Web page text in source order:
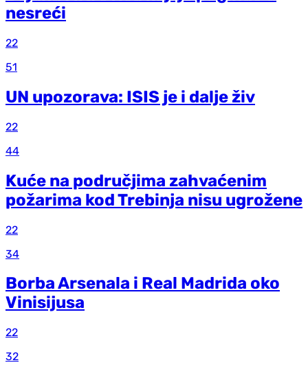
nesreći
22
51
UN upozorava: ISIS je i dalje živ
22
44
Kuće na područjima zahvaćenim
požarima kod Trebinja nisu ugrožene
22
34
Borba Arsenala i Real Madrida oko
Vinisijusa
22
32